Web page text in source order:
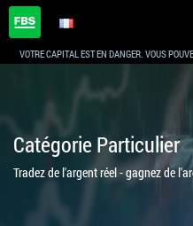
VOTRE CAPITAL EST EN DANGER. VOUS
Catégorie Particulier
Tradez de l'argent réel - gagnez de